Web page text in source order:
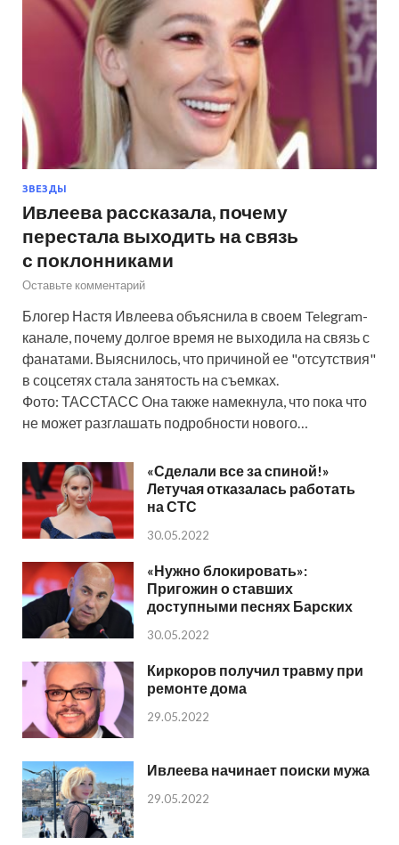
ЗВЕЗДЫ
Ивлеева рассказала, почему
перестала выходить на связь
с поклонниками
Оставьте комментарий
Блогер Настя Ивлеева объяснила в своем Telegram-
канале, почему долгое время не выходила на связь с
фанатами. Выяснилось, что причиной ее "отсутствия"
в соцсетях стала занятость на съемках.
Фото: ТАССТАСС Она также намекнула, что пока что
не может разглашать подробности нового…
«Сделали все за спиной!»
Летучая отказалась работать
на СТС
30.05.2022
«Нужно блокировать»:
Пригожин о ставших
доступными песнях Барских
30.05.2022
Киркоров получил травму при
ремонте дома
29.05.2022
Ивлеева начинает поиски мужа
29.05.2022